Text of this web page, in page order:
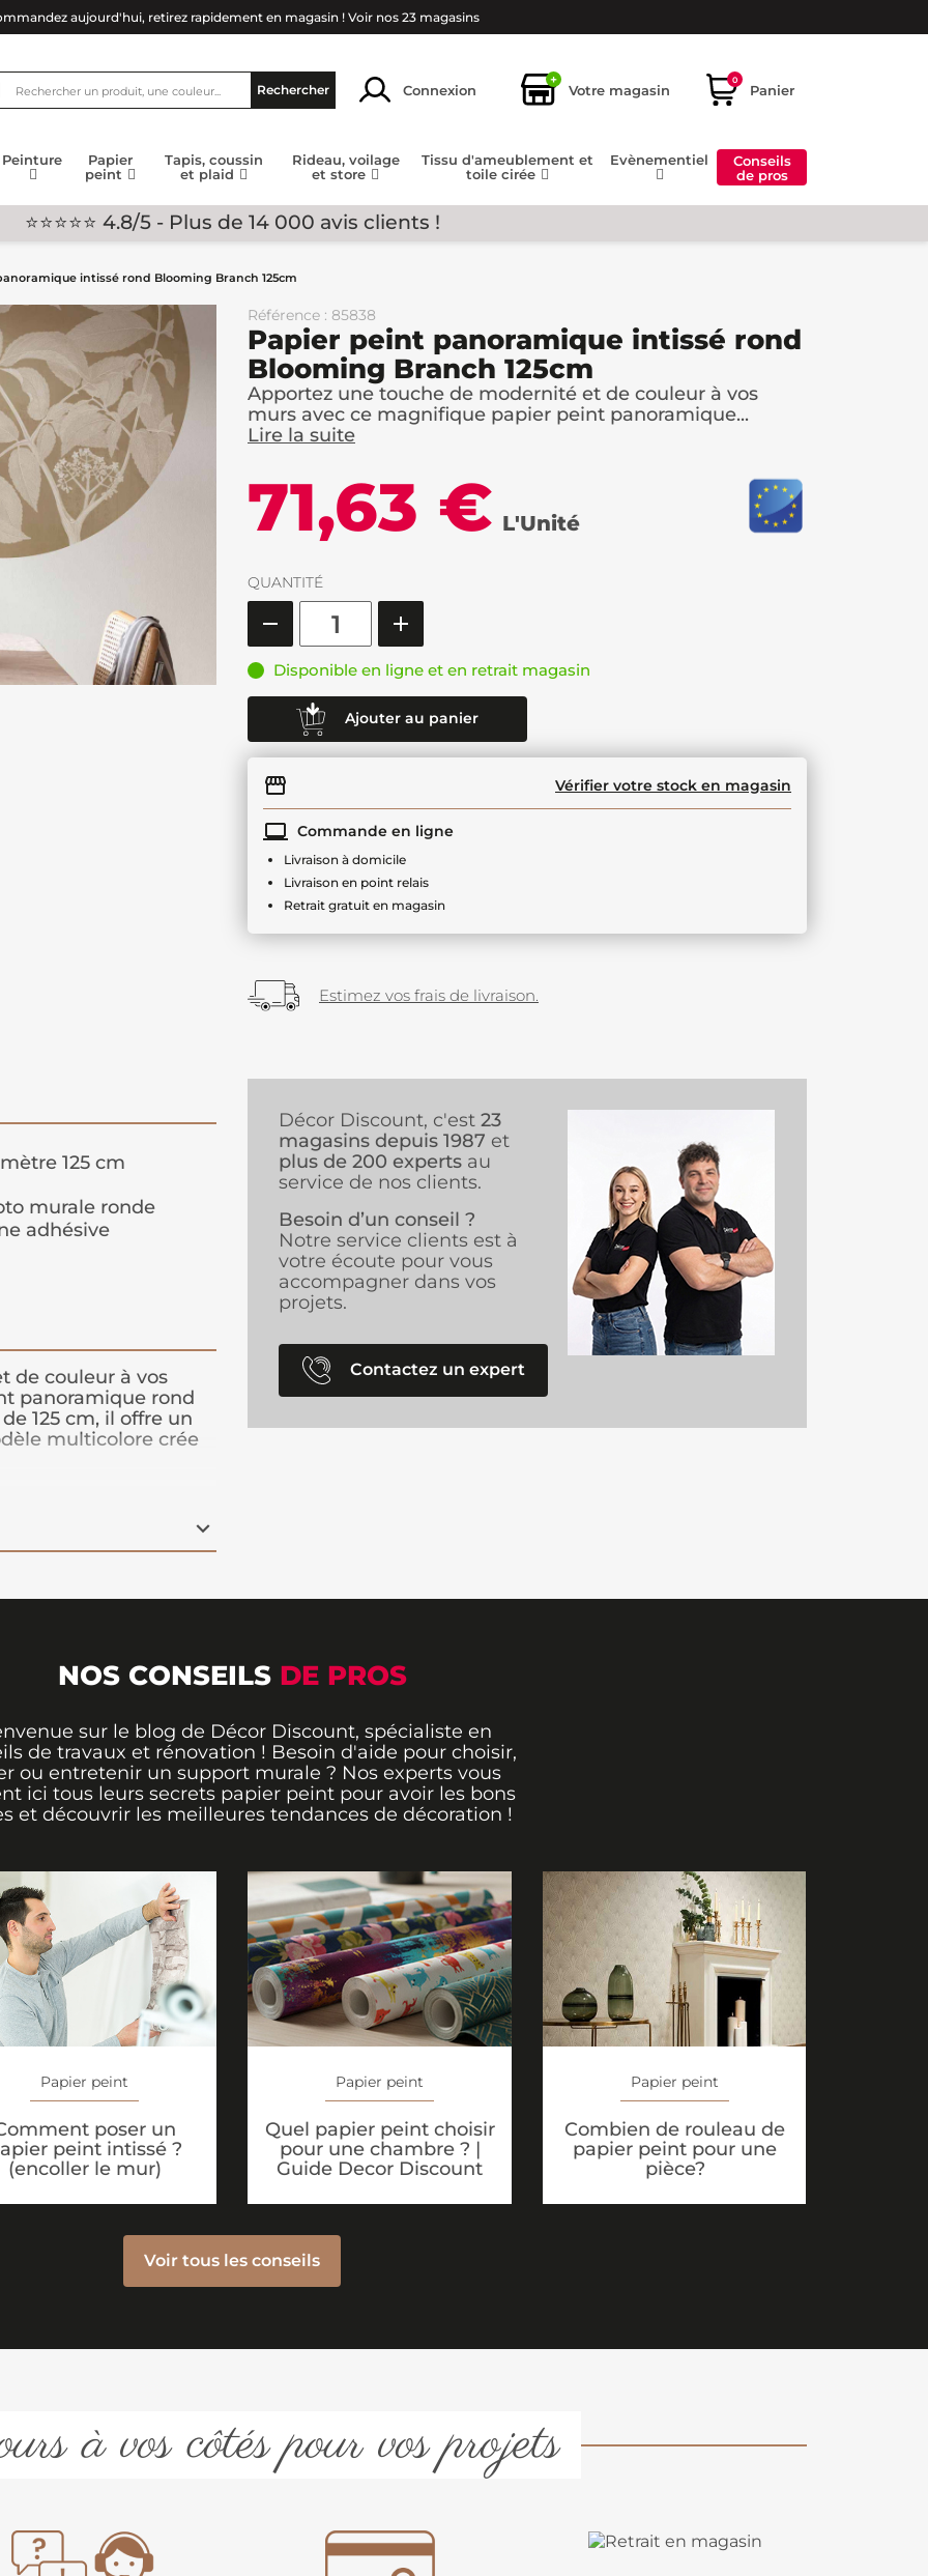
aujourd'hui, retirez rapidement en magasin ! Voir nos 23 magasins
Rechercher Connexion
+
Votre magasin
0
Panier
Peinture
Papier
peint
Tapis, coussin
et plaid
Rideau, voilage
et store
Tissu d'ameublement et
toile cirée
Evènementiel
Conseils
de pros
⭐⭐⭐⭐⭐ 4.8/5 - Plus de 14 000 avis clients !
intissé rond Blooming Branch 125cm
Référence : 85838
Papier peint panoramique intissé rond
Blooming Branch 125cm
Apportez une touche de modernité et de couleur à vos
murs avec ce magnifique papier peint panoramique...
Lire la suite
71,63 € L'Unité
QUANTITÉ
Disponible en ligne et en retrait magasin
Ajouter au panier
Vérifier votre stock en magasin
Commande en ligne
Livraison à domicile
Livraison en point relais
Retrait gratuit en magasin
Estimez vos frais de livraison.
125 cm
murale ronde
adhésive
de couleur à vos
panoramique rond
125 cm, il offre un
multicolore crée
facile à poser,
pratique et
instantanément
Décor Discount, c'est 23
magasins depuis 1987 et
plus de 200 experts au
service de nos clients.
Besoin d’un conseil ?
Notre service clients est à
votre écoute pour vous
accompagner dans vos
projets.
Contactez un expert
NOS CONSEILS DE PROS
sur le blog de Décor Discount, spécialiste en
de travaux et rénovation ! Besoin d'aide pour choisir,
ou entretenir un support murale ? Nos experts vous
ici tous leurs secrets papier peint pour avoir les bons
et découvrir les meilleures tendances de décoration !
Papier peint
poser un
peint intissé ?
(encoller le mur)
Papier peint
Quel papier peint choisir
pour une chambre ? |
Guide Decor Discount
Papier peint
Combien de rouleau de
papier peint pour une
pièce?
Voir tous les conseils
à vos côtés pour vos projets